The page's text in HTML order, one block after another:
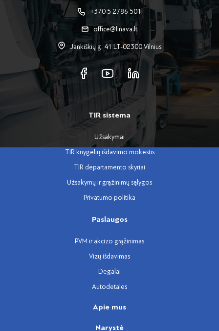
+370 5 2786 501
office@linava.lt
Jankiškių g. 41 LT-02300 Vilnius
TIR sistema
Užsakymai
TIR knygelių išdavimo mokestis
TIR departamento skyriai
Užsakymų ir grąžinimų sąlygos
Privatumo politika
Paslaugos
PVM ir akcizo grąžinimas
Vizų išdavimas
Degalai
Autodetalės
Apie mus
Narystė